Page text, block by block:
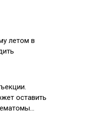
летом в
оставить